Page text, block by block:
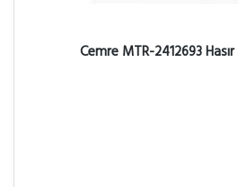
Cemre MTR-2412693